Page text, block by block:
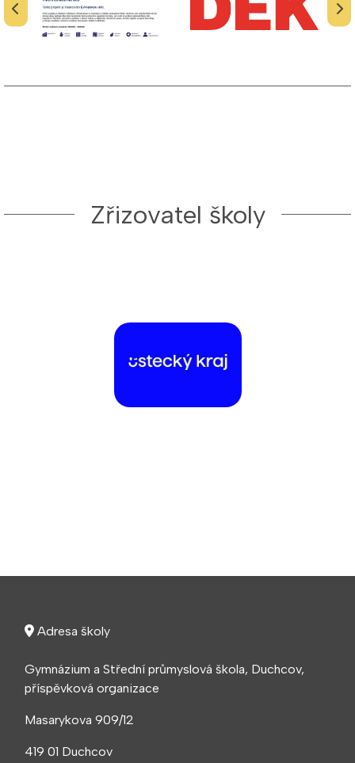
Zřizovatel školy
Adresa školy
Gymnázium a Střední průmyslová škola, Duchcov,
příspěvková organizace
Masarykova 909/12
419 01 Duchcov